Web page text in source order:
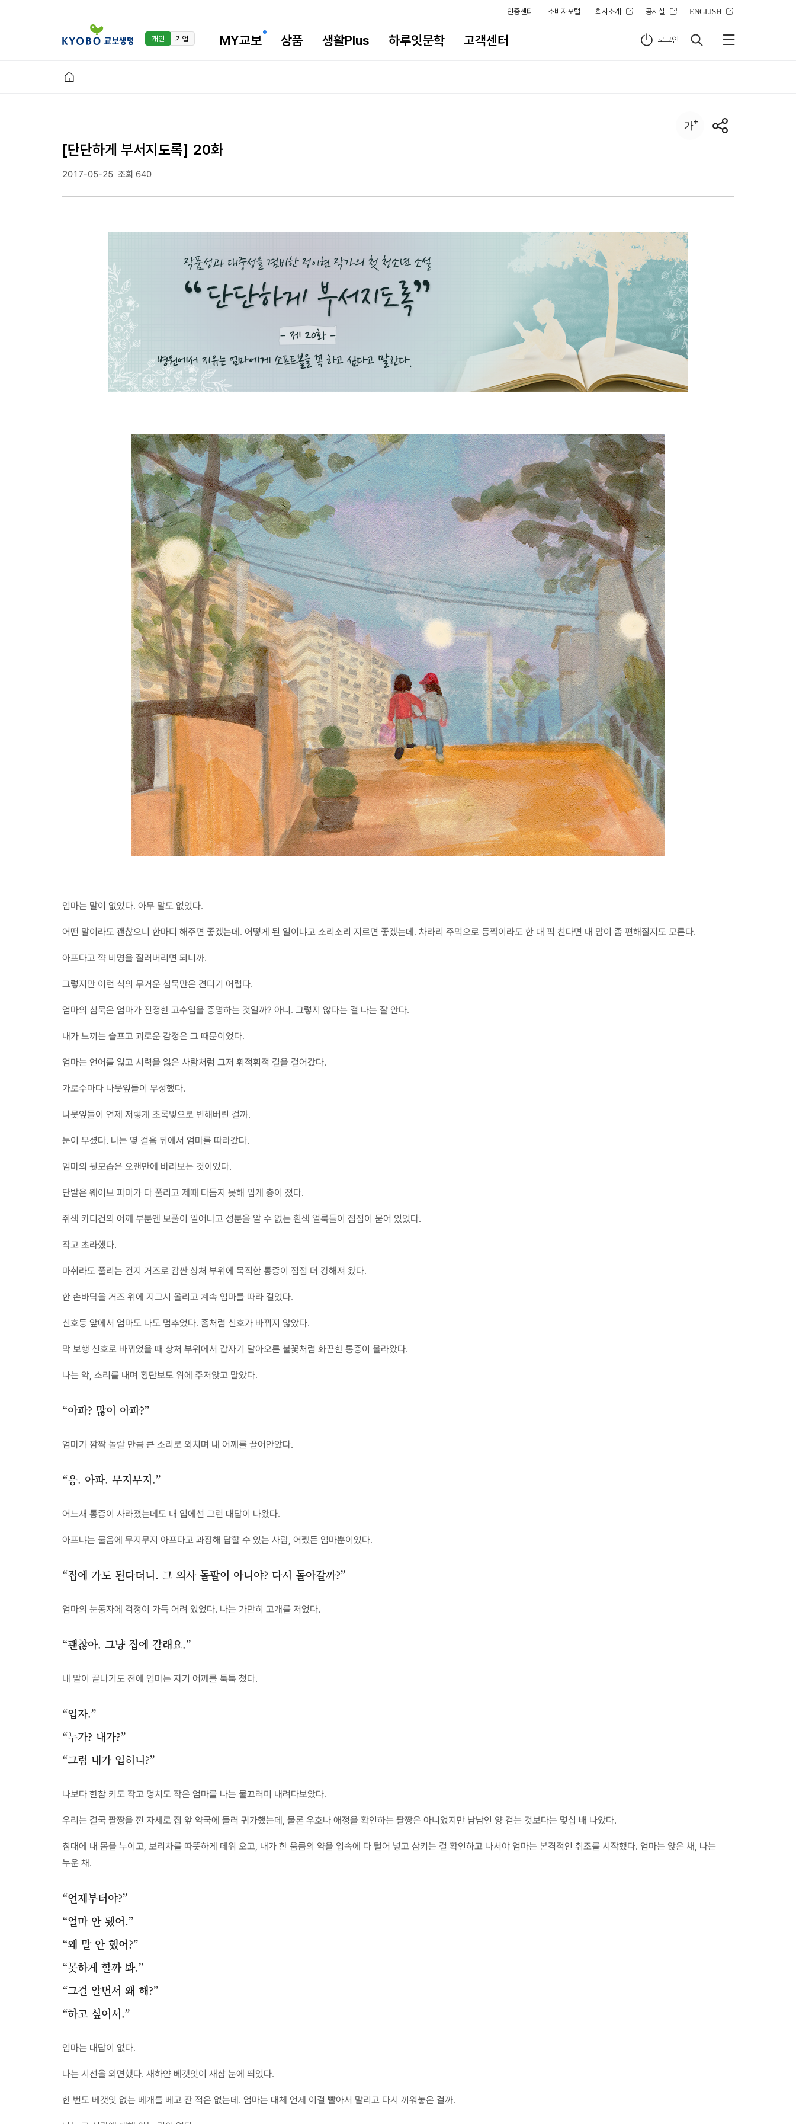
인증센터 소비자포털 회사소개 공시실 ENGLISH
개인 기업 MY교보 상품 생활Plus 하루잇문학 고객센터 로그인
[단단하게 부서지도록] 20화
2017-05-25 조회 640
엄마는 말이 없었다. 아무 말도 없었다.
어떤 말이라도 괜찮으니 한마디 해주면 좋겠는데. 어떻게 된 일이냐고 소리소리 지르면 좋겠는데. 차라리 주먹으로 등짝이라도 한 대 퍽 친다면 내 맘이 좀 편해질지도 모른다.
아프다고 꺅 비명을 질러버리면 되니까.
그렇지만 이런 식의 무거운 침묵만은 견디기 어렵다.
엄마의 침묵은 엄마가 진정한 고수임을 증명하는 것일까? 아니. 그렇지 않다는 걸 나는 잘 안다.
내가 느끼는 슬프고 괴로운 감정은 그 때문이었다.
엄마는 언어를 잃고 시력을 잃은 사람처럼 그저 휘적휘적 길을 걸어갔다.
가로수마다 나뭇잎들이 무성했다.
나뭇잎들이 언제 저렇게 초록빛으로 변해버린 걸까.
눈이 부셨다. 나는 몇 걸음 뒤에서 엄마를 따라갔다.
엄마의 뒷모습은 오랜만에 바라보는 것이었다.
단발은 웨이브 파마가 다 풀리고 제때 다듬지 못해 밉게 층이 졌다.
쥐색 카디건의 어깨 부분엔 보풀이 일어나고 성분을 알 수 없는 흰색 얼룩들이 점점이 묻어 있었다.
작고 초라했다.
마취라도 풀리는 건지 거즈로 감싼 상처 부위에 묵직한 통증이 점점 더 강해져 왔다.
한 손바닥을 거즈 위에 지그시 올리고 계속 엄마를 따라 걸었다.
신호등 앞에서 엄마도 나도 멈추었다. 좀처럼 신호가 바뀌지 않았다.
막 보행 신호로 바뀌었을 때 상처 부위에서 갑자기 달아오른 불꽃처럼 화끈한 통증이 올라왔다.
나는 악, 소리를 내며 횡단보도 위에 주저앉고 말았다.
“아파? 많이 아파?”
엄마가 깜짝 놀랄 만큼 큰 소리로 외치며 내 어깨를 끌어안았다.
“응. 아파. 무지무지.”
어느새 통증이 사라졌는데도 내 입에선 그런 대답이 나왔다.
아프냐는 물음에 무지무지 아프다고 과장해 답할 수 있는 사람, 어쨌든 엄마뿐이었다.
“집에 가도 된다더니. 그 의사 돌팔이 아니야? 다시 돌아갈까?”
엄마의 눈동자에 걱정이 가득 어려 있었다. 나는 가만히 고개를 저었다.
“괜찮아. 그냥 집에 갈래요.”
내 말이 끝나기도 전에 엄마는 자기 어깨를 툭툭 쳤다.
“업자.”
“누가? 내가?”
“그럼 내가 업히니?”
나보다 한참 키도 작고 덩치도 작은 엄마를 나는 물끄러미 내려다보았다.
우리는 결국 팔짱을 낀 자세로 집 앞 약국에 들러 귀가했는데, 물론 우호나 애정을 확인하는 팔짱은 아니었지만 남남인 양 걷는 것보다는 몇십 배 나았다.
침대에 내 몸을 누이고, 보리차를 따뜻하게 데워 오고, 내가 한 움큼의 약을 입속에 다 털어 넣고 삼키는 걸 확인하고 나서야 엄마는 본격적인 취조를 시작했다. 엄마는 앉은 채, 나는
누운 채.
“언제부터야?”
“얼마 안 됐어.”
“왜 말 안 했어?”
“못하게 할까 봐.”
“그걸 알면서 왜 해?”
“하고 싶어서.”
엄마는 대답이 없다.
나는 시선을 외면했다. 새하얀 베갯잇이 새삼 눈에 띄었다.
한 번도 베갯잇 없는 베개를 베고 잔 적은 없는데. 엄마는 대체 언제 이걸 빨아서 말리고 다시 끼워놓은 걸까.